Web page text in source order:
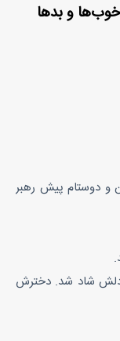
و بدها
و دوستام پیش رهبر
دلش شاد شد. دخترش